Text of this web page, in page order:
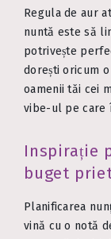
Regula de aur
nuntă este să
potrivește
dorești oricum
oamenii tăi cei
vibe-ul pe care
Inspirație
buget
Planificarea
vină cu o notă